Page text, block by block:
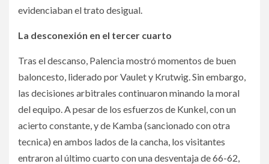
evidenciaban el trato desigual.
La desconexión en el tercer cuarto
Tras el descanso, Palencia mostró momentos de buen
baloncesto, liderado por Vaulet y Krutwig. Sin embargo,
las decisiones arbitrales continuaron minando la moral
del equipo. A pesar de los esfuerzos de Kunkel, con un
acierto constante, y de Kamba (sancionado con otra
tecnica) en ambos lados de la cancha, los visitantes
entraron al último cuarto con una desventaja de 66-62,